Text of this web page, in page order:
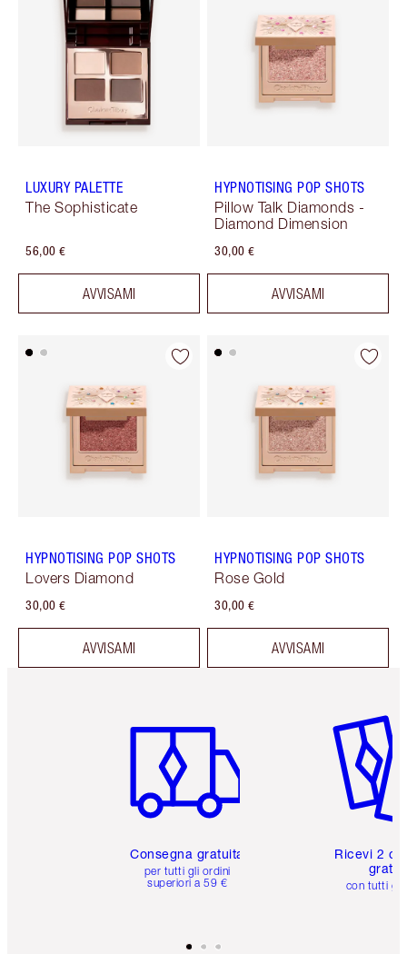
LUXURY PALETTE
The Sophisticate
56,00 €
AVVISAMI
HYPNOTISING POP SHOTS
Pillow Talk Diamonds -
Diamond Dimension
30,00 €
AVVISAMI
HYPNOTISING POP SHOTS
Lovers Diamond
30,00 €
AVVISAMI
HYPNOTISING POP SHOTS
Rose Gold
30,00 €
AVVISAMI
Consegna gratuita
per tutti gli ordini
superiori a 59 €
Ricevi 2
con tutti gli